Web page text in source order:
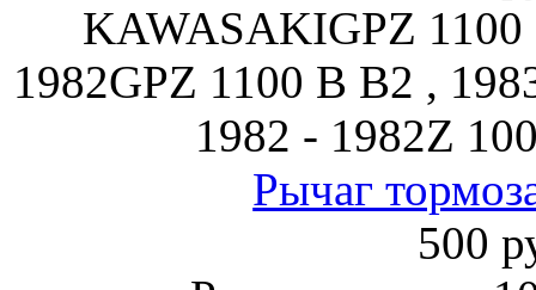
KAWASAKIGPZ 1100
1982GPZ 1100 B B2 ,
1982 - 1982Z
Рычаг
500